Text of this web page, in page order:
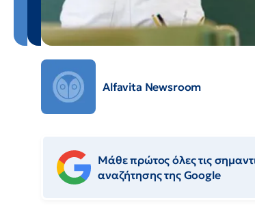
Alfavita Newsroom
Μάθε πρώτος όλες τις
αναζήτησης της Google